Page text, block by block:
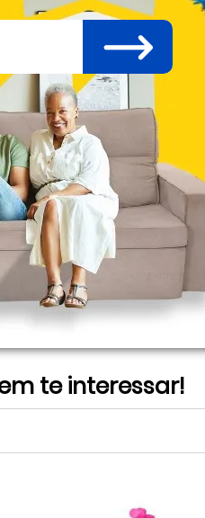
te interessar!